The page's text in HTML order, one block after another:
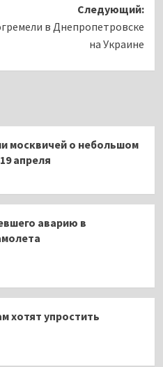
Следующий:
в Днепропетровске
на Украине
москвичей о небольшом
апреля
аварию в
хотят упростить